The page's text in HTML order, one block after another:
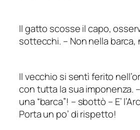
Il gatto scosse il capo,
sottecchi. – Non nella barca,
Il vecchio si sentì ferito
con tutta la sua imponenza. –
una “barca”! – sbottò – E’
Porta un po’ di rispetto!